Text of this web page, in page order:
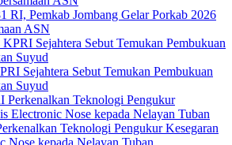
RI, Pemkab Jombang Gelar Porkab 2026
ASN
Sejahtera Sebut Temukan Pembukuan
Suyud
Teknologi Pengukur Kesegaran
Nose kepada Nelayan Tuban